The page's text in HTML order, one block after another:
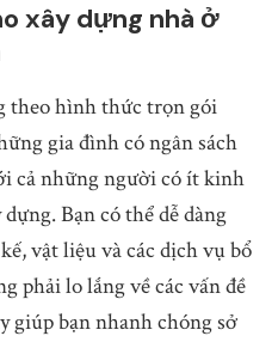
xây dựng nhà ở
theo hình thức trọn gói
gia đình có ngân sách
cả những người có ít kinh
Bạn có thể dễ dàng
vật liệu và các dịch vụ bổ
phải lo lắng về các vấn đề
giúp bạn nhanh chóng sở